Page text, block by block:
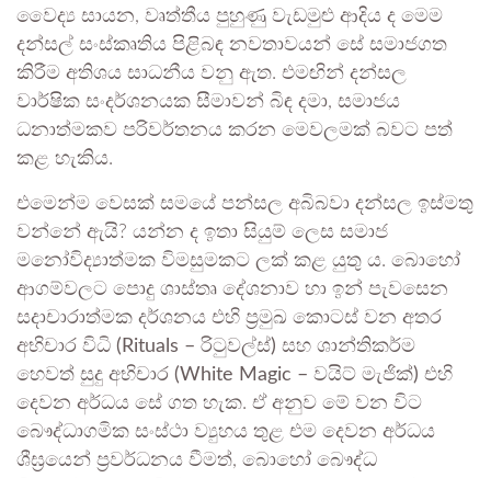
වෛද්‍ය සායන, වෘත්තීය පුහුණු වැඩමුළු ආදිය ද මෙම
දන්සල් සංස්කෘතිය පිළිබඳ නවතාවයන් සේ සමාජගත
කිරීම අතිශය සාධනීය වනු ඇත. එමඟින් දන්සල
වාර්ෂික සංදර්ශනයක සීමාවන් බිඳ දමා, සමාජය
ධනාත්මකව පරිවර්තනය කරන මෙවලමක් බවට පත්
කළ හැකිය.
එමෙන්ම වෙසක් සමයේ පන්සල අබිබවා දන්සල ඉස්මතු
වන්නේ ඇයි? යන්න ද ඉතා සියුම් ලෙස සමාජ
මනෝවිද්‍යාත්මක විමසුමකට ලක් කළ යුතු ය. බොහෝ
ආගම්වලට පොදු ශාස්තෘ දේශනාව හා ඉන් පැවසෙන
සදාචාරාත්මක දර්ශනය එහි ප්‍රමුඛ කොටස් වන අතර
අභිචාර විධි (Rituals – රිටුවල්ස්) සහ ශාන්තිකර්ම
හෙවත් සුදු අභිචාර (White Magic – වයිට් මැජික්) එහි
දෙවන අර්ධය සේ ගත හැක. ඒ අනුව මේ වන විට
බෞද්ධාගමික සංස්ථා ව්‍යුහය තුළ එම දෙවන අර්ධය
ශීඝ්‍රයෙන් ප්‍රවර්ධනය වීමත්, බොහෝ බෞද්ධ